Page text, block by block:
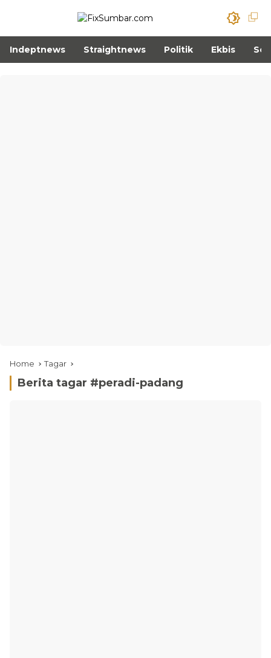
Indeptnews Straightnews Politik Ekbis
Home Tagar
Berita tagar #peradi-padang